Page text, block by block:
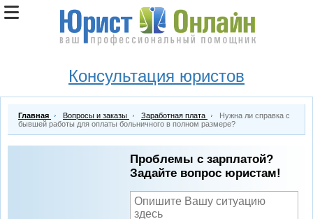
Консультация юристов
Главная Вопросы и заказы Заработная плата
Нужна ли справка с
бывшей работы для оплаты больничного в полном размере?
Проблемы с зарплатой?
Задайте вопрос юристам!